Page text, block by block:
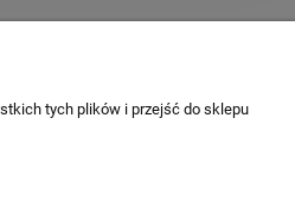
tych plików i przejść do sklepu